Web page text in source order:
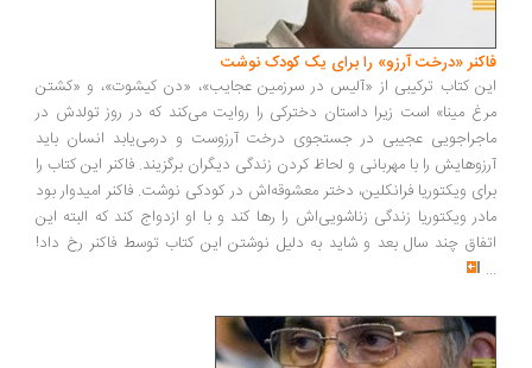
فاکنر «درخت آرزو» را برای یک کودک نوشت
این کتاب ترکیبی از «آلیس در سرزمین عجایب»، «دن کیشوت»، و «کشتن
مرغ مینا» است زیرا داستان دخترکی را روایت می‌کند که در روز تولدش در
ماجراجویی عجیبی در جستجوی درخت آرزوست و درمی‌یابد انسان باید
آرزوهایش را با مهربانی و لحاظ کردن زندگی دیگران برگزیند. فاکنر این کتاب را
برای ویکتوریا فرانکلین، دختر معشوقه‌اش در کودکی نوشت. فاکنر امیدوار بود
مادر ویکتوریا زندگی زناشویی‌اش را رها کند و با او ازدواج کند که البته این
اتفاق چند سال بعد و شاید به دلیل نوشتن این کتاب توسط فاکنر رخ داد!
...